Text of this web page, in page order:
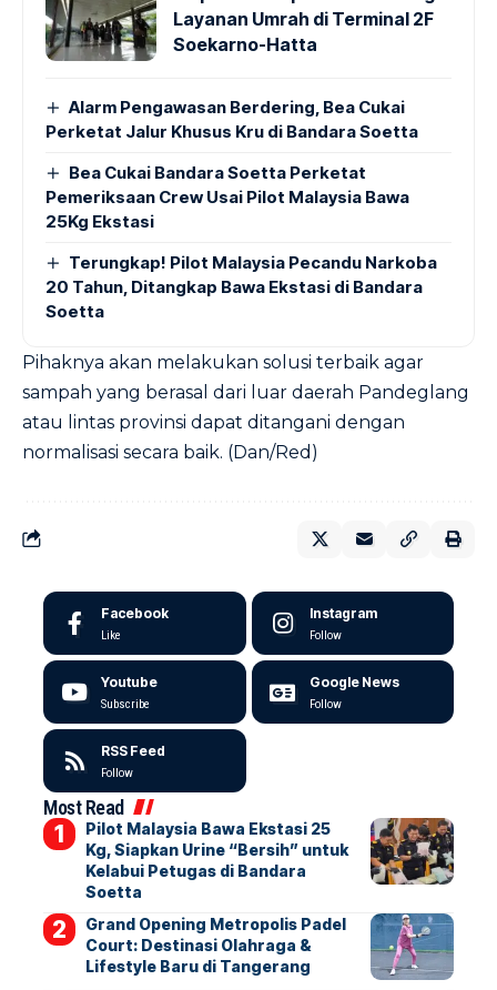
Layanan Umrah di Terminal 2F
Soekarno-Hatta
Alarm Pengawasan Berdering, Bea Cukai
Perketat Jalur Khusus Kru di Bandara Soetta
Bea Cukai Bandara Soetta Perketat
Pemeriksaan Crew Usai Pilot Malaysia Bawa
25Kg Ekstasi
Terungkap! Pilot Malaysia Pecandu Narkoba
20 Tahun, Ditangkap Bawa Ekstasi di Bandara
Soetta
Pihaknya akan melakukan solusi terbaik agar
sampah yang berasal dari luar daerah Pandeglang
atau lintas provinsi dapat ditangani dengan
normalisasi secara baik. (Dan/Red)
Facebook
Like
Instagram
Follow
Youtube
Subscribe
Google News
Follow
RSS Feed
Follow
Most Read
Pilot Malaysia Bawa Ekstasi 25
Kg, Siapkan Urine “Bersih” untuk
Kelabui Petugas di Bandara
Soetta
Grand Opening Metropolis Padel
Court: Destinasi Olahraga &
Lifestyle Baru di Tangerang